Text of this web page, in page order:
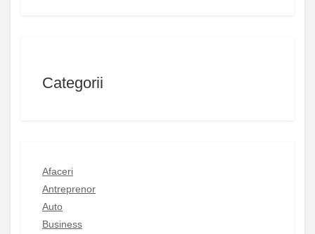
Categorii
Afaceri
Antreprenor
Auto
Business